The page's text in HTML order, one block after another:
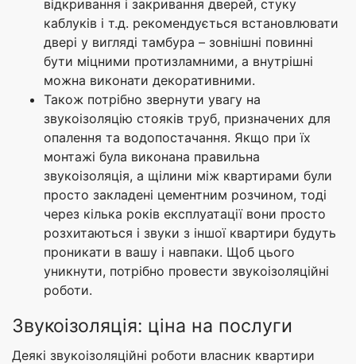
відкривання і закривання дверей, стуку
каблуків і т.д. рекомендується встановлювати
двері у вигляді тамбура – зовнішні повинні
бути міцними протизламними, а внутрішні
можна виконати декоративними.
Також потрібно звернути увагу на
звукоізоляцію стояків труб, призначених для
опалення та водопостачання. Якщо при їх
монтажі була виконана правильна
звукоізоляція, а щілини між квартирами були
просто закладені цементним розчином, тоді
через кілька років експлуатації вони просто
розхитаються і звуки з іншої квартири будуть
проникати в вашу і навпаки. Щоб цього
уникнути, потрібно провести звукоізоляційні
роботи.
Звукоізоляція: ціна на послуги
Деякі звукоізоляційні роботи власник квартири